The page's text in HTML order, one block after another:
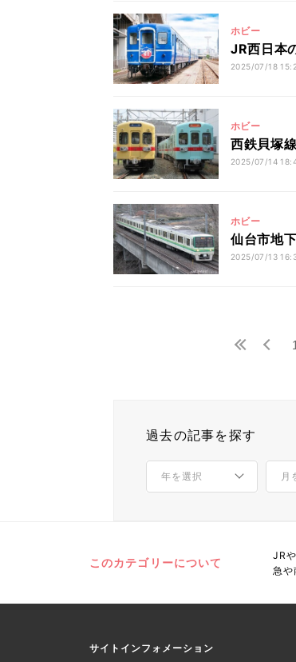
ホビー
JR西日本
2025/07/18
ホビー
西鉄貝塚
2025/07/14
ホビー
仙台市地
2025/07/13
1
過去の記事を探す
このカテゴリーについて
JR
急や
サイトインフォメーション